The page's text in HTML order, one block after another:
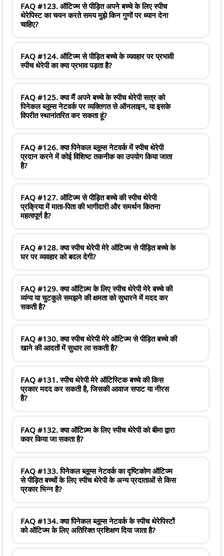
FAQ #123. ऑटिज्म से पीड़ित अपने बच्चे के लिए स्पीच
थेरेपिस्ट का चयन करते समय मुझे किन गुणों पर ध्यान देना
चाहिए?
FAQ #124. ऑटिज्म से पीड़ित बच्चे के व्यवहार पर प्रभावी
स्पीच थेरेपी का क्या प्रभाव पड़ता है?
FAQ #125. क्या मैं अपने बच्चे के स्पीच थेरेपी सत्र को
पिनेकल ब्लूम्स नेटवर्क पर व्यक्तिगत से ऑनलाइन, या इसके
विपरीत स्थानांतरित कर सकता हूं?
FAQ #126. क्या पिनेकल ब्लूम्स नेटवर्क में स्पीच थेरेपी
प्रदान करने में कोई विशिष्ट तकनीक का उपयोग किया जाता
है?
FAQ #127. ऑटिज्म से पीड़ित बच्चे की स्पीच थेरेपी
प्रक्रिया में माता-पिता की भागीदारी और समर्थन कितना
महत्वपूर्ण है?
FAQ #128. क्या स्पीच थेरेपी मेरे ऑटिज्म से पीड़ित बच्चे के
घर पर व्यवहार को बदल देगी?
FAQ #129. क्या ऑटिज़्म के लिए स्पीच थेरेपी मेरे बच्चे की
व्यंग्य या चुटकुले समझने की क्षमता को सुधारने में मदद कर
सकती है?
FAQ #130. क्या स्पीच थेरेपी मेरे ऑटिज्म से पीड़ित बच्चे की
खाने की आदतों में सुधार ला सकती है?
FAQ #131. स्पीच थेरेपी मेरे ऑटिस्टिक बच्चे की किस
प्रकार मदद कर सकती है, जिसकी आवाज सपाट या नीरस
है?
FAQ #132. क्या ऑटिज़्म के लिए स्पीच थेरेपी को बीमा द्वारा
कवर किया जा सकता है?
FAQ #133. पिनेकल ब्लूम्स नेटवर्क का दृष्टिकोण ऑटिज्म
से पीड़ित बच्चों के लिए स्पीच थेरेपी के अन्य प्रदाताओं से किस
प्रकार भिन्न है?
FAQ #134. क्या पिनेकल ब्लूम्स नेटवर्क के स्पीच थेरेपिस्टों
को ऑटिज्म के लिए अतिरिक्त प्रशिक्षण दिया जाता है?